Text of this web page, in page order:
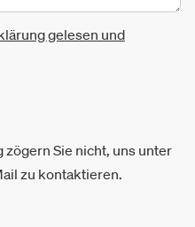
gelesen und
Sie nicht, uns unter
zu kontaktieren.